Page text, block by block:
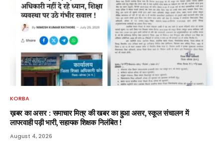
KORBA
ख़बर का असर : समाचार मित्र की खबर का हुआ असर, स्कूल संचालन में
लापरवाही पड़ी भारी, सहायक शिक्षक निलंबित !
August 4, 2026